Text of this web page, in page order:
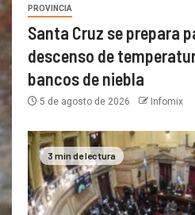
PROVINCIA
Santa Cruz se prepara
descenso de
bancos de niebla
5 de agosto de 2026 Infomix
3 min de lectura